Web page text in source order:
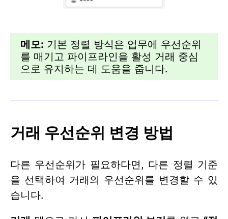
메모: 기본 정렬 방식은 업무에 우선순위
를 매기고 파이프라인을 활성 거래 중심
으로 유지하는 데 도움을 줍니다.
거래 우선순위 변경 방법
다른 우선순위가 필요하다면, 다른 정렬 기준
을 선택하여 거래의 우선순위를 변경할 수 있
습니다.